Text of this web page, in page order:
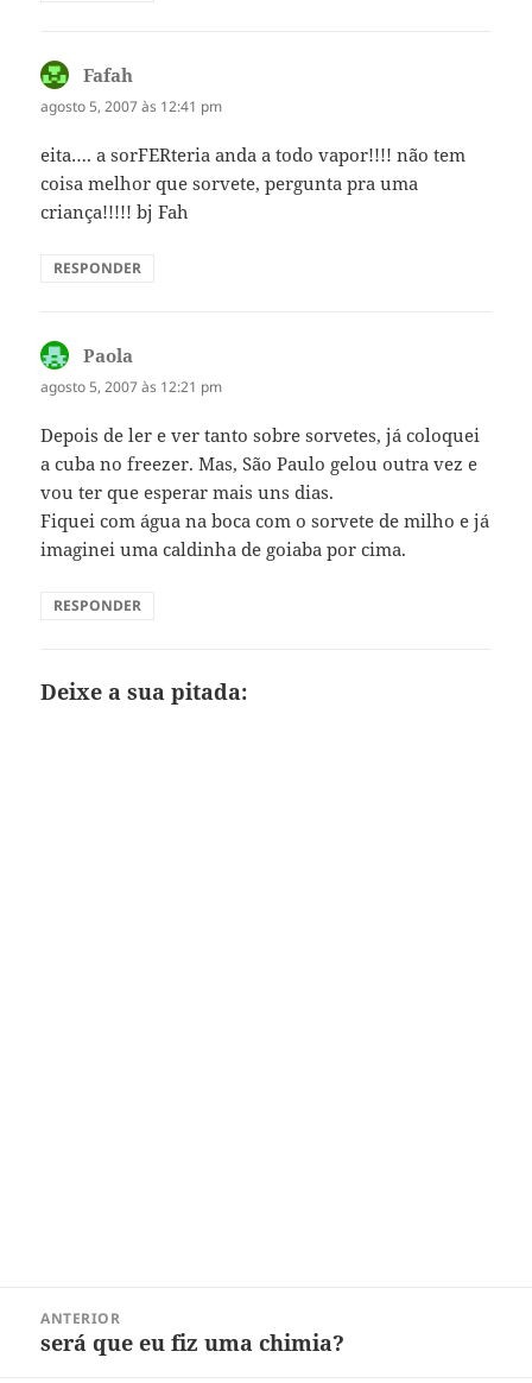
Fafah
agosto 5, 2007 às 12:41 pm
eita…. a sorFERteria anda a todo vapor!!!! não tem
coisa melhor que sorvete, pergunta pra uma
criança!!!!! bj Fah
RESPONDER
Paola
agosto 5, 2007 às 12:21 pm
Depois de ler e ver tanto sobre sorvetes, já coloquei
a cuba no freezer. Mas, São Paulo gelou outra vez e
vou ter que esperar mais uns dias.
Fiquei com água na boca com o sorvete de milho e já
imaginei uma caldinha de goiaba por cima.
RESPONDER
Deixe a sua pitada:
ANTERIOR
Post
será que eu fiz uma chimia?